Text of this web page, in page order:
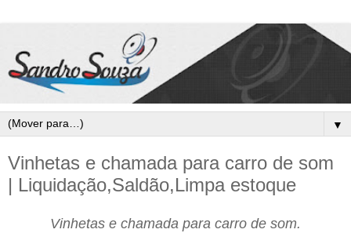
▼
Vinhetas e chamada para carro de som
| Liquidação,Saldão,Limpa estoque
Vinhetas e chamada para carro de som.